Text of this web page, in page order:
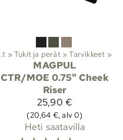
Kiväärien osat ‪»Tukit ja perät ‪»Tarvikkeet ‪»
MAGPUL
CTR/MOE 0.75" Cheek
Riser
25,90 €
(20,64 €, alv 0)
Heti saatavilla